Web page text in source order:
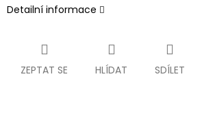
Detailní informace
ZEPTAT SE HLÍDAT SDÍLET